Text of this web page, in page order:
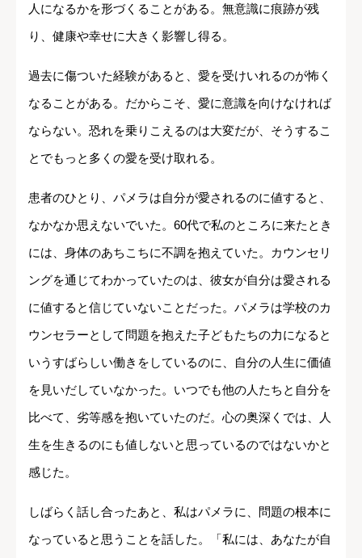
人になるかを形づくることがある。無意識に痕跡が残
り、健康や幸せに大きく影響し得る。
過去に傷ついた経験があると、愛を受けいれるのが怖く
なることがある。だからこそ、愛に意識を向けなければ
ならない。恐れを乗りこえるのは大変だが、そうするこ
とでもっと多くの愛を受け取れる。
患者のひとり、パメラは自分が愛されるのに値すると、
なかなか思えないでいた。60代で私のところに来たとき
には、身体のあちこちに不調を抱えていた。カウンセリ
ングを通じてわかっていたのは、彼女が自分は愛される
に値すると信じていないことだった。パメラは学校のカ
ウンセラーとして問題を抱えた子どもたちの力になると
いうすばらしい働きをしているのに、自分の人生に価値
を見いだしていなかった。いつでも他の人たちと自分を
比べて、劣等感を抱いていたのだ。心の奥深くでは、人
生を生きるのにも値しないと思っているのではないかと
感じた。
しばらく話し合ったあと、私はパメラに、問題の根本に
なっていると思うことを話した。「私には、あなたが自